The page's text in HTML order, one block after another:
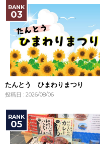
たんとう ひまわりまつり
投稿日 : 2026/08/06